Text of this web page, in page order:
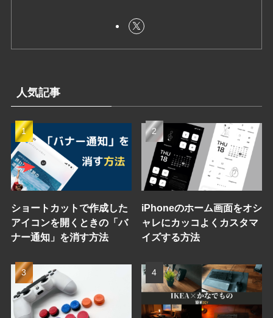
人気記事
ショートカットで作成した
アイコンを開くときの「バ
ナー通知」を消す方法
iPhoneのホーム画面をオシ
ャレにカッコよくカスタマ
イズする方法